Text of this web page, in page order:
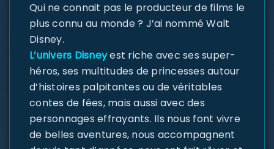
Qui ne connait pas le producteur de films le
plus connu au monde ? J’ai nommé Walt
Disney.
L’univers Disneyest riche avec ses super-
héros, ses multitudes de princesses autour
d’histoires palpitantes ou de véritables
contes de fées, mais aussi avec des
personnages effrayants. Ils nous font vivre
de belles aventures, nous accompagnent